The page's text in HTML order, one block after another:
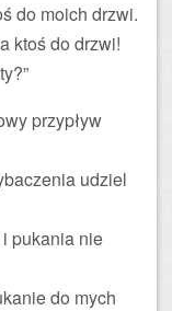
do moich drzwi.
ktoś do drzwi!
przypływ
udziel
pukania nie
do mych